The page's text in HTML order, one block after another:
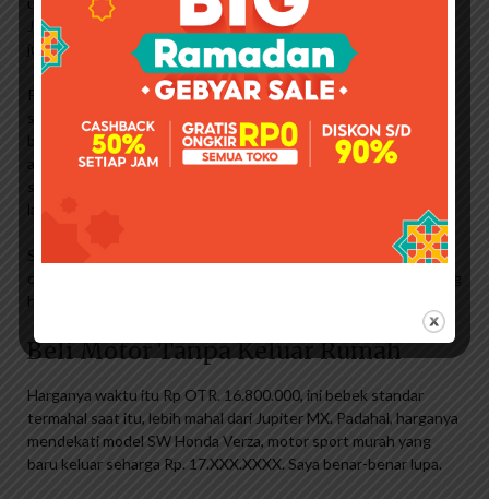
Jakarta Timur karena paling murah setelah memperhitungkan
jumlah yang dibayarkan.
Proses pembeliannya cepat, hanya saja motornya lama
sampainya, lebih dari dua minggu. Bahkan STNK adalah satu
bulan. Di dealer sepeda motor tepi jalan, mereka tiba rata-rata 1
atau 2 hari setelah DP diturunkan. Tapi itu tidak mengganggu
saya karena saya juga tidak perlu berakselerasi karena motor
Saya memiliki warna Titan Brown tetapi biasanya berwarna
coklat tua. ketika Anda sejauh hitam Sebenarnya saya ingin yang
hitam, tapi penantiannya bisa lebih lama lagi.
Beli Motor Tanpa Keluar Rumah
Harganya waktu itu Rp OTR. 16.800.000, ini bebek standar
termahal saat itu, lebih mahal dari Jupiter MX. Padahal, harganya
mendekati model SW Honda Verza, motor sport murah yang
baru keluar seharga Rp. 17.XXX.XXXX. Saya benar-benar lupa.